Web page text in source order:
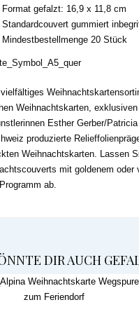
Format gefalzt: 16,9 x 11,8 cm
Standardcouvert gummiert
Mindestbestellmenge 20 Stück
Weihnachtskarten,
Esther Gerber/
produzierte
Weihnachtskarten. Lassen
mit goldenem oder
ab.
DIR AUCH